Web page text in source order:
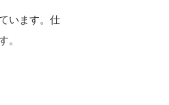
います。仕
。